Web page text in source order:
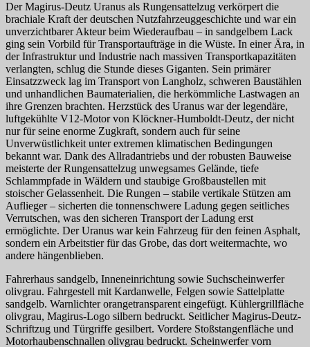
Der Magirus-Deutz Uranus als Rungensattelzug verkörpert die
brachiale Kraft der deutschen Nutzfahrzeuggeschichte und war ein
unverzichtbarer Akteur beim Wiederaufbau – in sandgelbem Lack
ging sein Vorbild für Transportaufträge in die Wüste. In einer Ära, in
der Infrastruktur und Industrie nach massiven Transportkapazitäten
verlangten, schlug die Stunde dieses Giganten. Sein primärer
Einsatzzweck lag im Transport von Langholz, schweren Baustählen
und unhandlichen Baumaterialien, die herkömmliche Lastwagen an
ihre Grenzen brachten. Herzstück des Uranus war der legendäre,
luftgekühlte V12-Motor von Klöckner-Humboldt-Deutz, der nicht
nur für seine enorme Zugkraft, sondern auch für seine
Unverwüstlichkeit unter extremen klimatischen Bedingungen
bekannt war. Dank des Allradantriebs und der robusten Bauweise
meisterte der Rungensattelzug unwegsames Gelände, tiefe
Schlammpfade in Wäldern und staubige Großbaustellen mit
stoischer Gelassenheit. Die Rungen – stabile vertikale Stützen am
Auflieger – sicherten die tonnenschwere Ladung gegen seitliches
Verrutschen, was den sicheren Transport der Ladung erst
ermöglichte. Der Uranus war kein Fahrzeug für den feinen Asphalt,
sondern ein Arbeitstier für das Grobe, das dort weitermachte, wo
andere hängenblieben.
Fahrerhaus sandgelb, Inneneinrichtung sowie Suchscheinwerfer
olivgrau. Fahrgestell mit Kardanwelle, Felgen sowie Sattelplatte
sandgelb. Warnlichter orangetransparent eingefügt. Kühlergrillfläche
olivgrau, Magirus-Logo silbern bedruckt. Seitlicher Magirus-Deutz-
Schriftzug und Türgriffe gesilbert. Vordere Stoßstangenfläche und
Motorhaubenschnallen olivgrau bedruckt. Scheinwerfer vorn